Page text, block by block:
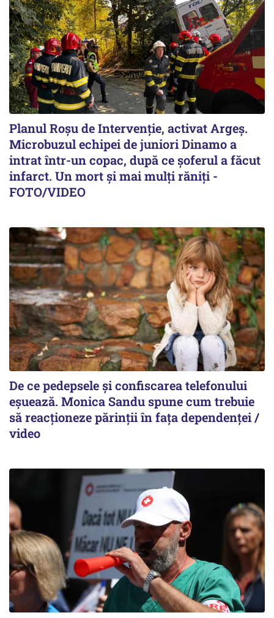
Planul Roşu de Intervenţie, activat Argeş.
Microbuzul echipei de juniori Dinamo a
intrat într-un copac, după ce șoferul a făcut
infarct. Un mort și mai mulți răniți -
FOTO/VIDEO
De ce pedepsele și confiscarea telefonului
eșuează. Monica Sandu spune cum trebuie
să reacționeze părinții în fața dependenței /
video